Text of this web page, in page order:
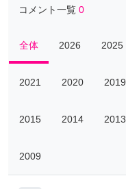
コメント一覧 0
全体 2026 2025
2021 2020 2019
2015 2014 2013
2009